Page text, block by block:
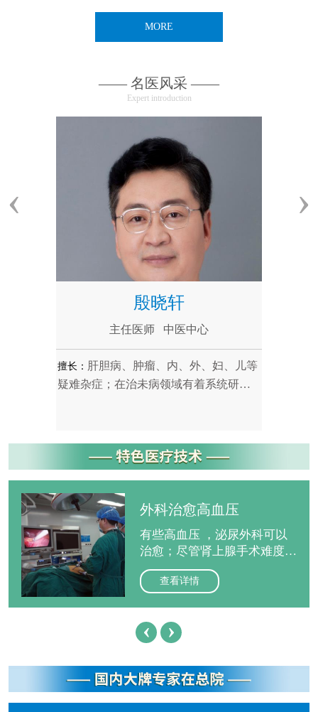
MORE
—— 名医风采 ——
Expert introduction
殷晓轩
主任医师 中医中心
擅长： 肝胆病、肿瘤、内、外、妇、儿等
疑难杂症；在治未病领域有着系统研
‹ ›
外科治愈高血压
有些高血压 ，泌尿外科可以
治愈；尽管肾上腺手术难度较
大，但随着医疗技术的不断进
步，目前手术风险已经可以控
术是争取根治的重要措施之
查看详情
“天下第一痛”无需再忍
神经外科杨军副主任医师介绍